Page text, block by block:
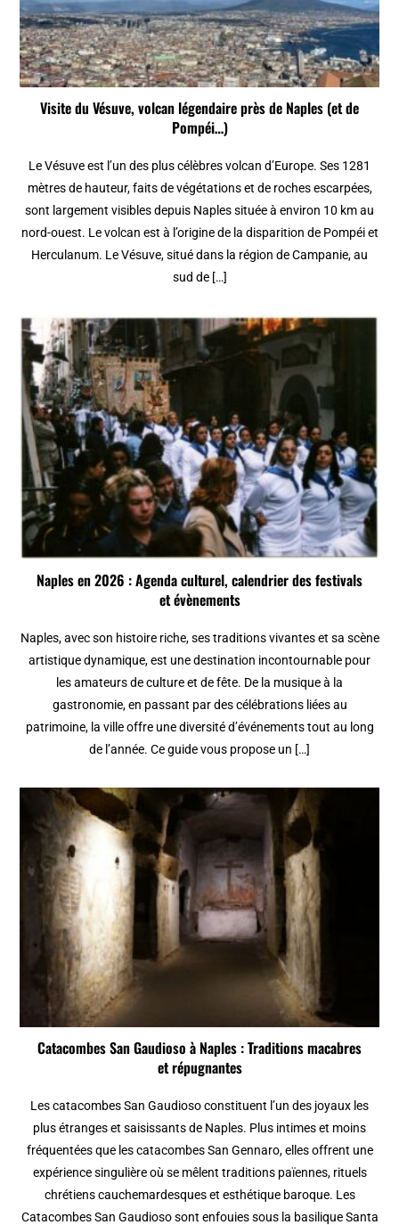
Visite du Vésuve, volcan légendaire près de Naples (et de
Pompéi…)
Le Vésuve est l’un des plus célèbres volcan d’Europe. Ses 1281
mètres de hauteur, faits de végétations et de roches escarpées,
sont largement visibles depuis Naples située à environ 10 km au
nord-ouest. Le volcan est à l’origine de la disparition de Pompéi et
Herculanum. Le Vésuve, situé dans la région de Campanie, au
sud de […]
Naples en 2026 : Agenda culturel, calendrier des festivals
et évènements
Naples, avec son histoire riche, ses traditions vivantes et sa scène
artistique dynamique, est une destination incontournable pour
les amateurs de culture et de fête. De la musique à la
gastronomie, en passant par des célébrations liées au
patrimoine, la ville offre une diversité d’événements tout au long
de l’année. Ce guide vous propose un […]
Catacombes San Gaudioso à Naples : Traditions macabres
et répugnantes
Les catacombes San Gaudioso constituent l’un des joyaux les
plus étranges et saisissants de Naples. Plus intimes et moins
fréquentées que les catacombes San Gennaro, elles offrent une
expérience singulière où se mêlent traditions païennes, rituels
chrétiens cauchemardesques et esthétique baroque. Les
Catacombes San Gaudioso sont enfouies sous la basilique Santa